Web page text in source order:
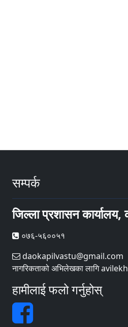
सम्पर्क
जिल्ला प्रशासन
०७६-५६००५१
daokapilvastu@gmail.com
नागरिकताको अभिलेखका लागि
हामीलाई फलो गर्नुहोस्